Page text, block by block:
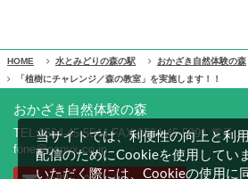
HOME 水とみどりの森の駅 おかざき自然体験の森
「植樹にチャレンジ／森の教室」を実施します！！
おかざき自然体験の森
TEL:0564-45-5544 FAX:0564-45-5891 電子
fone@conyx.co.jp
当サイトでは、利便性の向上と利
配信のためにCookieを使用してい
いただく際には、Cookieの使用に